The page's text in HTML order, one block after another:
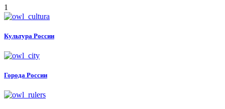
1
Культура России
Города России